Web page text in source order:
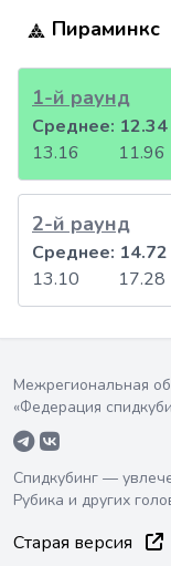
Пираминкс
1-й раунд
13.16 11.96
Среднее: 12.34
2-й раунд
13.10 17.28
Среднее: 14.72
Межрегиональная
«Федерация
Спидкубинг —
Рубика и других
Старая версия